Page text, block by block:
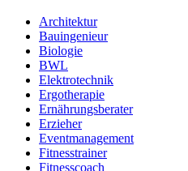
Architektur
Bauingenieur
Biologie
BWL
Elektrotechnik
Ergotherapie
Ernährungsberater
Erzieher
Eventmanagement
Fitnesstrainer
Fitnesscoach